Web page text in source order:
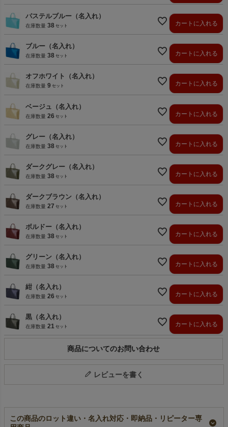
パステルブルー（名入れ）
在庫数量 38 カートに入れる
ブルー（名入れ）
在庫数量 38 カートに入れる
オフホワイト（名入れ）
在庫数量 9 カートに入れる
ベージュ（名入れ）
在庫数量 26 カートに入れる
グレー（名入れ）
在庫数量 38 カートに入れる
ダークグレー（名入れ）
在庫数量 38 カートに入れる
ダークブラウン（名入れ）
在庫数量 27 カートに入れる
ボルドー（名入れ）
在庫数量 38 カートに入れる
グリーン（名入れ）
在庫数量 38 カートに入れる
紺（名入れ）
在庫数量 26 カートに入れる
黒（名入れ）
在庫数量 21 カートに入れる
商品についてのお問い合わせ
レビューを書く
この商品のロット違い・名入れ対応・即納品・リピーター専